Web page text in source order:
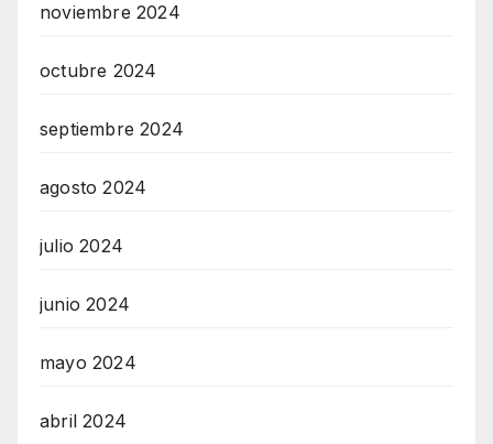
noviembre 2024
octubre 2024
septiembre 2024
agosto 2024
julio 2024
junio 2024
mayo 2024
abril 2024